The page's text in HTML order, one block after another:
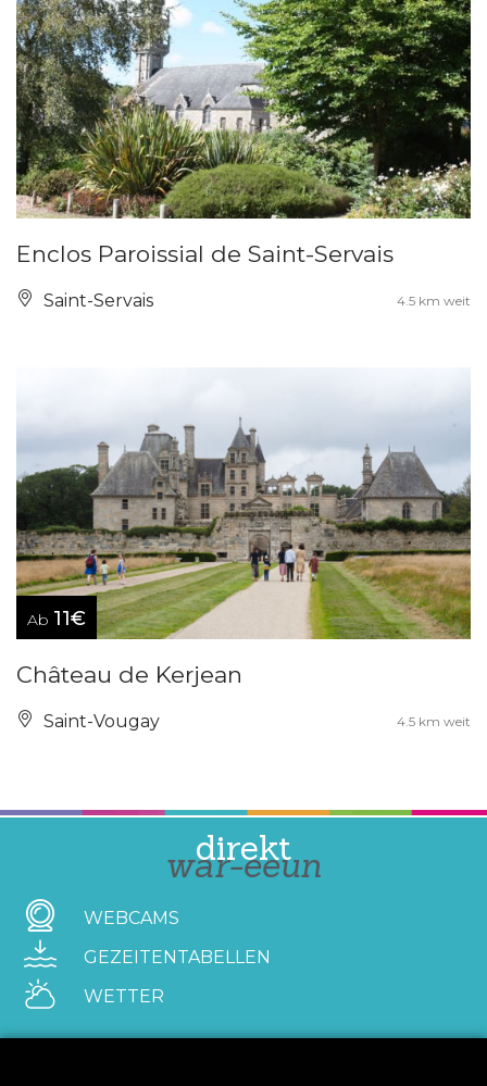
Enclos Paroissial de Saint-Servais
Saint-Servais 4.5 km weit
Ab 11€
Château de Kerjean
Saint-Vougay 4.5 km weit
direkt
war-eeun
WEBCAMS
GEZEITENTABELLEN
WETTER